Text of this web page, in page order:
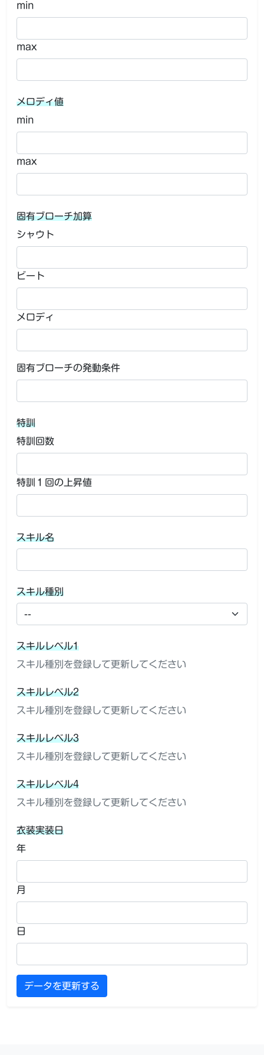
min
max
メロディ値
min
max
固有ブローチ加算
シャウト
ビート
メロディ
固有ブローチの発動条件
特訓
特訓回数
特訓１回の上昇値
スキル名
スキル種別
スキルレベル1
スキル種別を登録して更新してください
スキルレベル2
スキル種別を登録して更新してください
スキルレベル3
スキル種別を登録して更新してください
スキルレベル4
スキル種別を登録して更新してください
衣装実装日
年
月
日
データを更新する